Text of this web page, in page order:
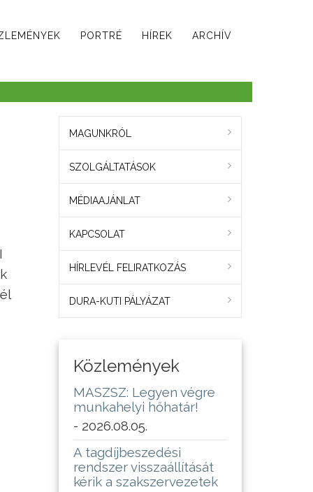
PORTRÉ HÍREK ARCHÍV
MAGUNKRÓL
SZOLGÁLTATÁSOK
MÉDIAAJÁNLAT
KAPCSOLAT
HÍRLEVÉL FELIRATKOZÁS
DURA-KUTI PÁLYÁZAT
Közlemények
MASZSZ: Legyen végre
munkahelyi hőhatár!
- 2026.08.05.
A tagdíjbeszedési
rendszer visszaállítását
kérik a szakszervezetek